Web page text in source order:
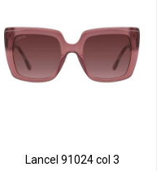
Lancel 91024 col 3